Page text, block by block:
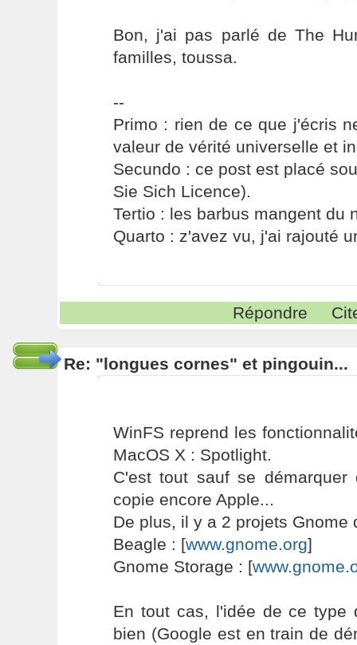
Bon, j'ai pas parlé de The
familles, toussa.
--
Primo : rien de ce que j'écris
valeur de vérité universelle et
Secundo : ce post est placé
Sie Sich Licence).
Tertio : les barbus mangent du
Quarto : z'avez vu, j'ai rajouté
Répondre
Re: "longues cornes" et pingouin...
WinFS reprend les
MacOS X : Spotlight.
C'est tout sauf se démarquer
copie encore Apple...
De plus, il y a 2 projets Gnome
Beagle : [www.gnome.org]
Gnome Storage : [
En tout cas, l'idée de ce type
bien (Google est en train de